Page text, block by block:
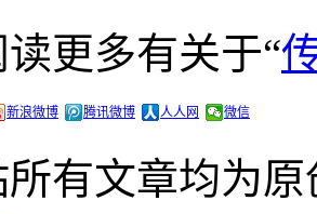
更多有关于“
新浪微博 腾讯微博 人人网 微信
有文章均为